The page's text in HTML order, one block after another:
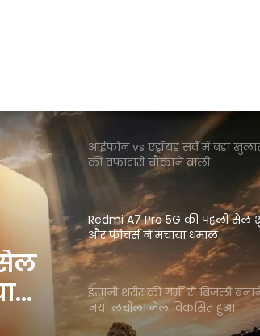
सेल
टाइम पर जताई गंभीर चिंता
आईफोन vs एंड्रॉयड सर्वे में बड़ा
की वफादारी चौंकाने वाली
Redmi A7 Pro 5G की पहली
और फीचर्स ने मचाया धमाल
इंसानी शरीर की गर्मी से बिजली
नया लचीला जेल विकसित हुआ